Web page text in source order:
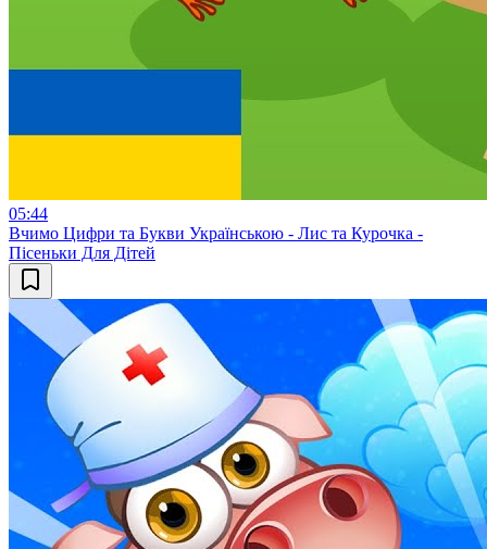
05:44
Вчимо Цифри та Букви Українською - Лис та Курочка -
Пісеньки Для Дітей